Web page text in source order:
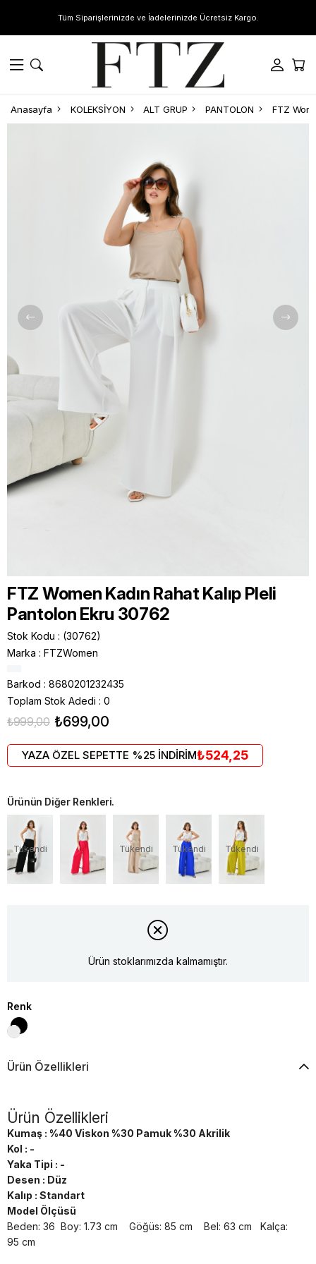
Tüm Siparişlerinizde ve İadelerinizde Ücretsiz Kargo.
Anasayfa KOLEKSİYON ALT GRUP PANTOLON
FTZ Women Kadın Rahat Kalıp Pleli
Pantolon Ekru 30762
Stok Kodu
(30762)
Marka : FTZWomen
Barkod : 8680201232435
Toplam Stok Adedi : 0
₺999,00 ₺699,00
YAZA ÖZEL SEPETTE %25 İNDİRİM₺524,25
Ürünün Diğer Renkleri.
Tükendi Tükendi Tükendi Tükendi
Ürün stoklarımızda kalmamıştır.
Renk
Ürün Özellikleri
Ürün Özellikleri
Kumaş : %40 Viskon %30 Pamuk %30 Akrilik
Kol : -
Yaka Tipi : -
Desen : Düz
Kalıp : Standart
Model Ölçüsü
Beden: 36 Boy: 1.73 cm Göğüs: 85 cm Bel: 63 cm Kalça:
95 cm